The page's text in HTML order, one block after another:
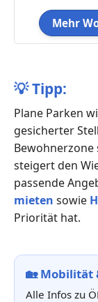
Mehr
💡Tipp:
Plane Parken
gesicherter
Bewohnerzone
steigert den
passende
mieten sowie
Priorität hat.
🏡Mobilität
Alle Infos zu